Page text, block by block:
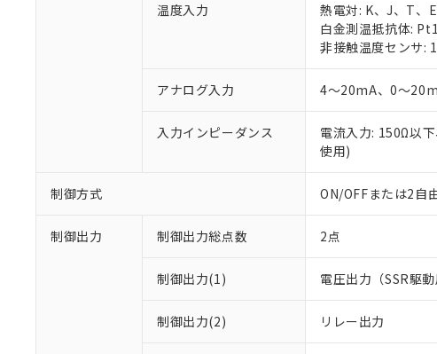
温度入力
熱電対: K、J、T、
白金測温抵抗体:
非接触温度セン
アナログ入力 4～20mA、0～
入力インピーダンス
電流入力: 150Ω以
使用)
制御方式 ON/OFFまたは2自
制御出力 制御出力総点数 2点
制御出力(1) 電圧出力（SSR駆動
制御出力(2) リレー出力